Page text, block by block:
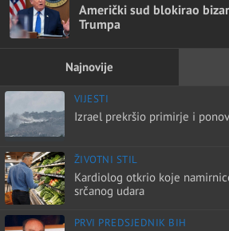
Američki sud blokirao
Trumpa
Najnovije
VIJESTI
Izrael prekršio primirje i
ŽIVOTNI STIL
Kardiolog otkrio koje
srčanog udara
PRVI PREDSJEDNIK BIH